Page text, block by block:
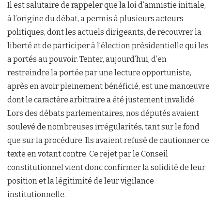
Il est salutaire de rappeler que la loi d’amnistie initiale,
à l’origine du débat, a permis à plusieurs acteurs
politiques, dont les actuels dirigeants, de recouvrer la
liberté et de participer à l’élection présidentielle qui les
a portés au pouvoir. Tenter, aujourd’hui, d’en
restreindre la portée par une lecture opportuniste,
après en avoir pleinement bénéficié, est une manœuvre
dont le caractère arbitraire a été justement invalidé.
Lors des débats parlementaires, nos députés avaient
soulevé de nombreuses irrégularités, tant sur le fond
que sur la procédure. Ils avaient refusé de cautionner ce
texte en votant contre. Ce rejet par le Conseil
constitutionnel vient donc confirmer la solidité de leur
position et la légitimité de leur vigilance
institutionnelle.